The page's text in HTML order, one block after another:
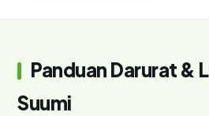
Panduan Darurat &
Suumi